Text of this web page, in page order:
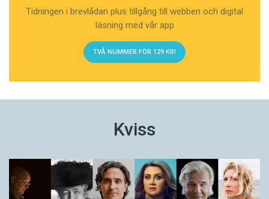
Tidningen i brevlådan plus tillgång till webben och digital
läsning med vår app
TVÅ NUMMER FÖR 129 KR!
Kviss